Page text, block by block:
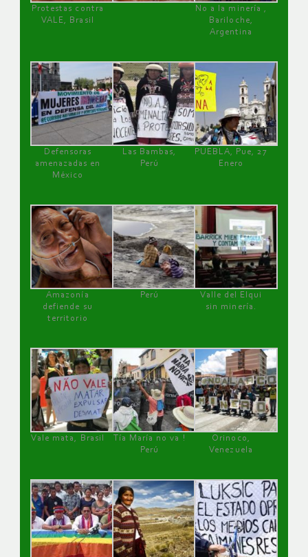
Protestas contra
VALE, Brasil
No a la minería ,
Bariloche,
Argentina
Defensoras
amenazadas en
México
Las Bambas,
Perú
PUEBLA, Pue, 27
Enero
Amazonía
defiende su
territorio
Perú
Valle del Elqui
sin minería.
Vale mata, Brasil
Tía María no va !
Perú
Orinoco,
Venezuela